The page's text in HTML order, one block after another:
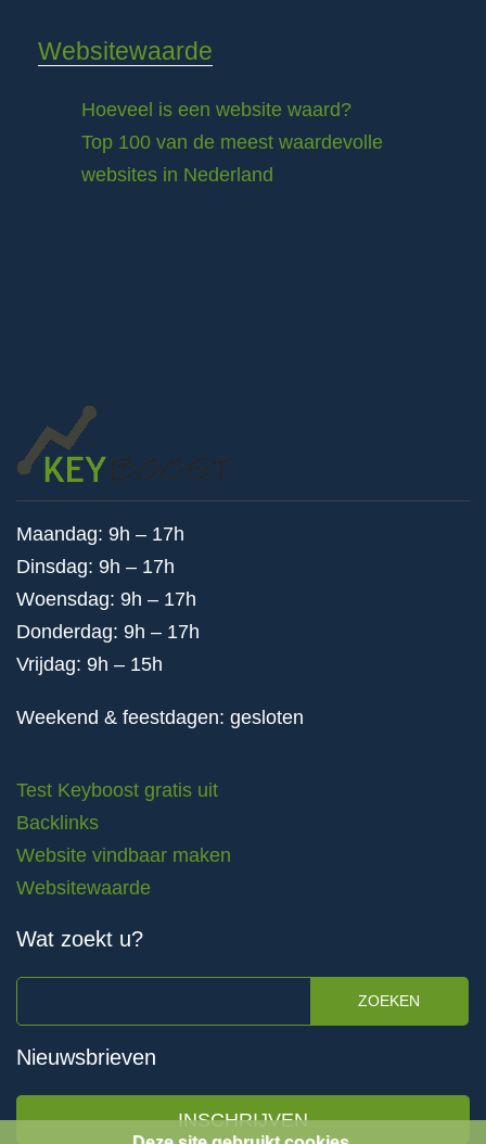
Websitewaarde
Hoeveel is een website waard?
Top 100 van de meest waardevolle
websites in Nederland
Maandag: 9h – 17h
Dinsdag: 9h – 17h
Woensdag: 9h – 17h
Donderdag: 9h – 17h
Vrijdag: 9h – 15h
Weekend & feestdagen: gesloten
Test Keyboost gratis uit
Backlinks
Website vindbaar maken
Websitewaarde
Wat zoekt u?
ZOEKEN
Nieuwsbrieven
INSCHRIJVEN